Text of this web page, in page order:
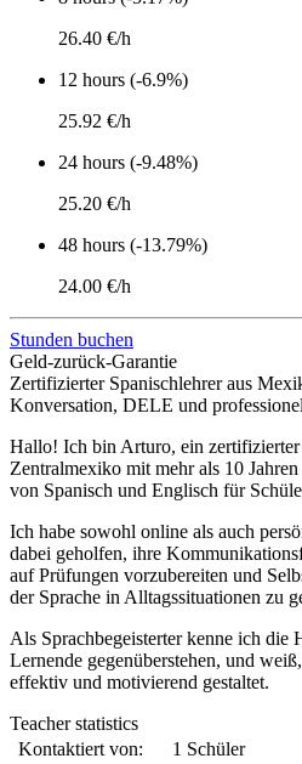
26.40 €/h
12 hours (-6.9%)
25.92 €/h
24 hours (-9.48%)
25.20 €/h
48 hours (-13.79%)
24.00 €/h
Stunden buchen
Geld-zurück-Garantie
Zertifizierter Spanischlehrer aus
Konversation, DELE und
Hallo! Ich bin Arturo, ein zertifizierter
Zentralmexiko mit mehr als 10
von Spanisch und Englisch für
Ich habe sowohl online als auch
dabei geholfen, ihre
auf Prüfungen vorzubereiten und
der Sprache in Alltagssituationen zu
Als Sprachbegeisterter kenne ich die
Lernende gegenüberstehen, und
effektiv und motivierend gestaltet.
Teacher statistics
Kontaktiert von:
1 Schüler